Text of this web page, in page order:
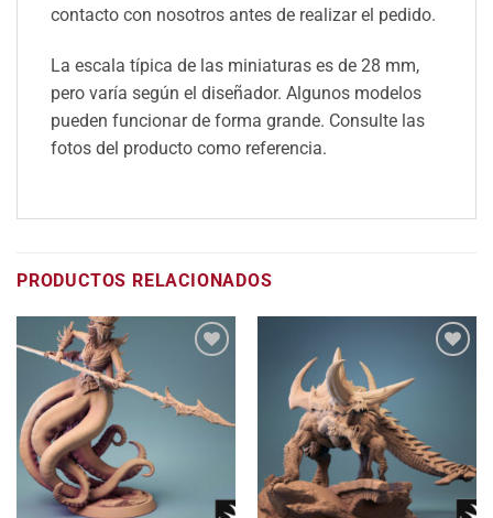
contacto con nosotros antes de realizar el pedido.
La escala típica de las miniaturas es de 28 mm,
pero varía según el diseñador. Algunos modelos
pueden funcionar de forma grande. Consulte las
fotos del producto como referencia.
PRODUCTOS RELACIONADOS
lista
de